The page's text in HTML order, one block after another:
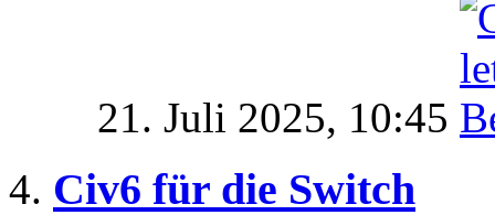
21. Juli 2025, 10:45
Civ6 für die Switch